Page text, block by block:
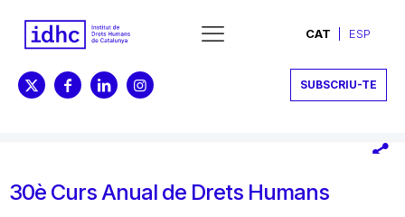
CAT ESP
SUBSCRIU-TE
30è Curs Anual de Drets Humans